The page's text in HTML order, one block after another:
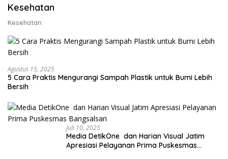
Kesehatan
Kesehatan
Agustus 15, 2025
5 Cara Praktis Mengurangi Sampah Plastik untuk Bumi Lebih
Bersih
Juli 10, 2025
Media DetikOne dan Harian Visual Jatim
Apresiasi Pelayanan Prima Puskesmas